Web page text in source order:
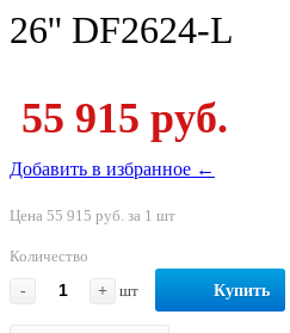
26'' DF2624-L
55 915 руб.
Добавить в избранное ←
Цена 55 915 руб. за 1 шт
Количество
-
+ шт Купить